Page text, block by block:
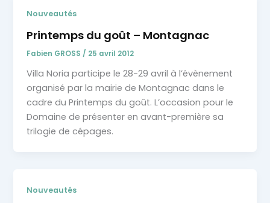
Nouveautés
Printemps du goût – Montagnac
Fabien GROSS / 25 avril 2012
Villa Noria participe le 28-29 avril à l’évènement
organisé par la mairie de Montagnac dans le
cadre du Printemps du goût. L’occasion pour le
Domaine de présenter en avant-première sa
trilogie de cépages.
Nouveautés